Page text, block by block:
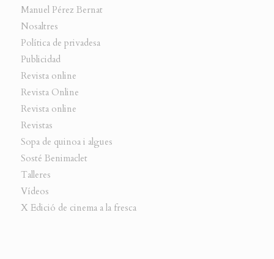
Manuel Pérez Bernat
Nosaltres
Política de privadesa
Publicidad
Revista online
Revista Online
Revista online
Revistas
Sopa de quinoa i algues
Sosté Benimaclet
Talleres
Vídeos
X Edició de cinema a la fresca